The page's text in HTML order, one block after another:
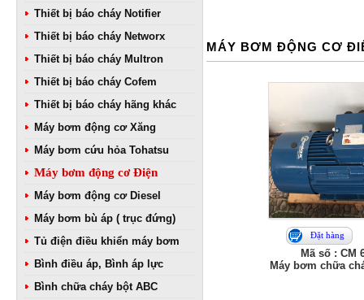
Thiết bị báo cháy Notifier
Thiết bị báo cháy Networx
Thiết bị báo cháy Multron
Thiết bị báo cháy Cofem
Thiết bị báo cháy hãng khác
Máy bơm động cơ Xăng
Máy bơm cứu hỏa Tohatsu
Máy bơm động cơ Điện
Máy bơm động cơ Diesel
Máy bơm bù áp ( trục đứng)
Tủ điện điều khiển máy bơm
Bình điều áp, Bình áp lực
Bình chữa cháy bột ABC
MÁY BƠM ĐỘNG CƠ
Đặt hàng
Mã số : CM
Máy bơm chữa